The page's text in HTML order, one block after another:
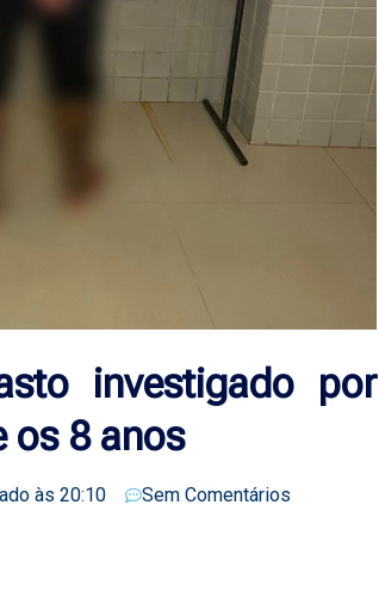
investigado por
os 8 anos
às 20:10 Sem Comentários